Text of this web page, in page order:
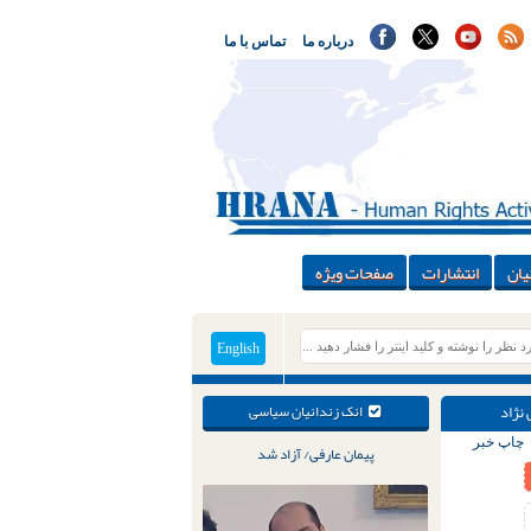
تماس با ما درباره ما
انتشارات صفحات ویژه
English
انک زندانیان سیاسی
پیمان عارفی/ آزاد شد
چاپ خبر